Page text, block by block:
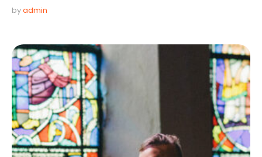
by admin